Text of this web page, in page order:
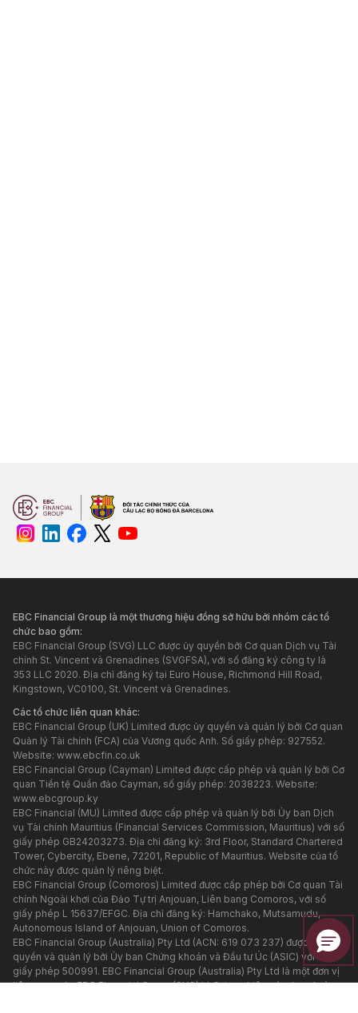
EBC Financial Group là một thương hiệu đồng sở hữu bởi nhóm các tổ
chức bao gồm:
EBC Financial Group (SVG) LLC được ủy quyền bởi Cơ quan Dịch vụ Tài
chính St. Vincent và Grenadines (SVGFSA), với số đăng ký công ty là
353 LLC 2020. Địa chỉ đăng ký tại Euro House, Richmond Hill Road,
Kingstown, VC0100, St. Vincent và Grenadines.
Các tổ chức liên quan khác:
EBC Financial Group (UK) Limited được ủy quyền và quản lý bởi Cơ quan
Quản lý Tài chính (FCA) của Vương quốc Anh. Số giấy phép: 927552.
Website: www.ebcfin.co.uk
EBC Financial Group (Cayman) Limited được cấp phép và quản lý bởi Cơ
quan Tiền tệ Quần đảo Cayman, số giấy phép: 2038223. Website:
www.ebcgroup.ky
EBC Financial (MU) Limited được cấp phép và quản lý bởi Ủy ban Dịch
vụ Tài chính Mauritius (Financial Services Commission, Mauritius) với số
giấy phép GB24203273. Địa chỉ đăng ký: 3rd Floor, Standard Chartered
Tower, Cybercity, Ebene, 72201, Republic of Mauritius. Website của tổ
chức này được quản lý riêng biệt.
EBC Financial Group (Comoros) Limited được cấp phép bởi Cơ quan Tài
chính Ngoài khơi của Đảo Tự trị Anjouan, Liên bang Comoros, với số
giấy phép L 15637/EFGC. Địa chỉ đăng ký: Hamchako, Mutsamudu,
Autonomous Island of Anjouan, Union of Comoros.
EBC Financial Group (Australia) Pty Ltd (ACN: 619 073 237) được ủy
quyền và quản lý bởi Ủy ban Chứng khoán và Đầu tư Úc (ASIC) với số
giấy phép 500991. EBC Financial Group (Australia) Pty Ltd là một đơn vị
liên quan của EBC Financial Group (SVG) LLC, tuy nhiên các đơn vị này